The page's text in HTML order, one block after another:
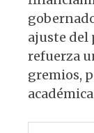
ajuste del
refuerza
gremios,